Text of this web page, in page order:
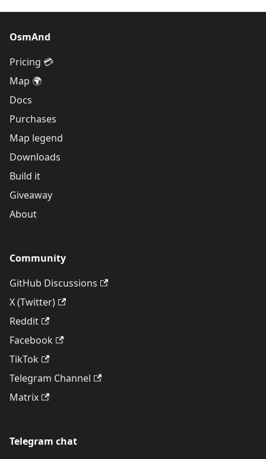
OsmAnd
Pricing 💳
Map 🌍
Docs
Purchases
Map legend
Downloads
Build it
Giveaway
About
Community
GitHub Discussions
X (Twitter)
Reddit
Facebook
TikTok
Telegram Channel
Matrix
Telegram chat